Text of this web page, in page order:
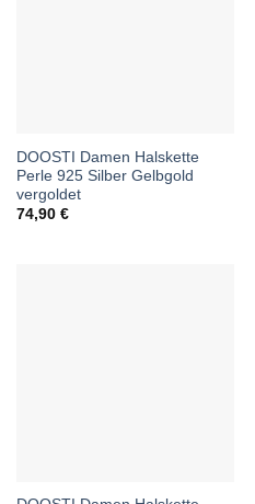
DOOSTI Damen Halskette
Perle 925 Silber Gelbgold
vergoldet
74,90 €